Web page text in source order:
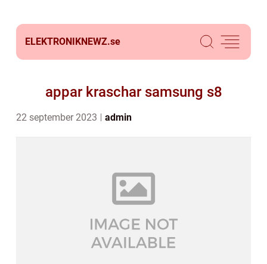
ELEKTRONIKNEWZ.se
appar kraschar samsung s8
22 september 2023 admin